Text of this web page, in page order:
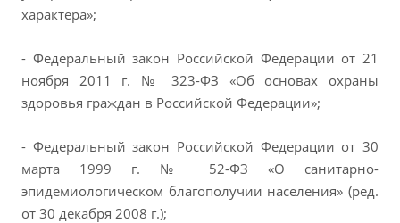
характера»;
- Федеральный закон Российской Федерации от 21
ноября 2011 г. № 323-ФЗ «Об основах охраны
здоровья граждан в Российской Федерации»;
- Федеральный закон Российской Федерации от 30
марта 1999 г. № 52-ФЗ «О санитарно-
эпидемиологическом благополучии населения» (ред.
от 30 декабря 2008 г.);